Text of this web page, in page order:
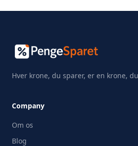
Hver krone, du sparer, er en krone,
Company
Om os
Blog